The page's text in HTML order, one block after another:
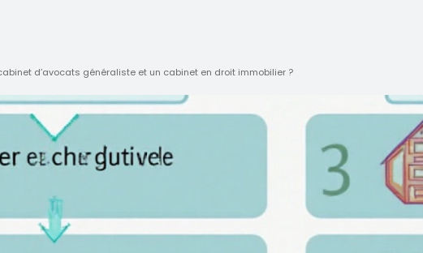
d’avocats généraliste et un cabinet en droit immobilier ?